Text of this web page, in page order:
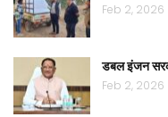
Feb 2, 2026
डबल इंजन
Feb 2, 2026